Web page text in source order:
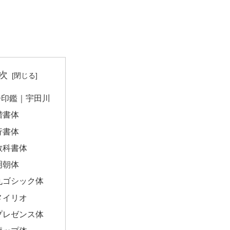
鑑｜宇田川
書体
書体
科書体
朝体
ゴシック体
イリオ
レゼンス体